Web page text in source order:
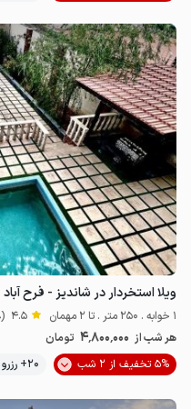
ویلا استخردار در شاندیز - فرح آباد
1 خوابه . 250 متر . تا 2 مهمان 4.5 (18 نظر)
هر شب از 4٬800٬000 تومان
5% تخفیف از 2 شب
20+ رزرو موفق